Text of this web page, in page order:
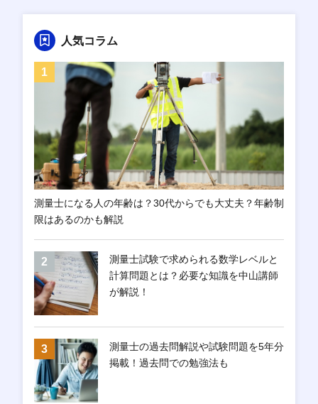
人気コラム
測量士になる人の年齢は？30代からでも大丈夫？年齢制
限はあるのかも解説
測量士試験で求められる数学レベルと
計算問題とは？必要な知識を中山講師
が解説！
測量士の過去問解説や試験問題を5年分
掲載！過去問での勉強法も